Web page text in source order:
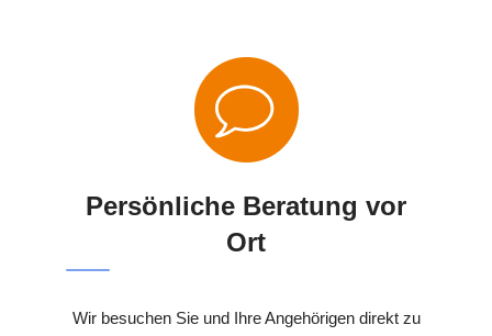
Persönliche Beratung vor
Ort
Wir besuchen Sie und Ihre Angehörigen direkt zu